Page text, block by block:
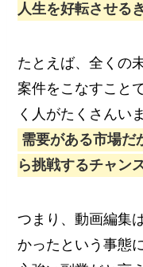
人生を好転させる
たとえば、全くの
案件をこなすこと
く人がたくさんい
需要がある市場だ
ら挑戦するチャン
つまり、動画編集
かったという事態